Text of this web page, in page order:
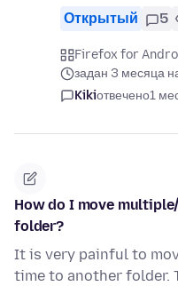
Открытый 5
Firefox for
задан 3 месяца
Kikiотвечено1
How do I move
folder?
It is very painful to
time to another folder.